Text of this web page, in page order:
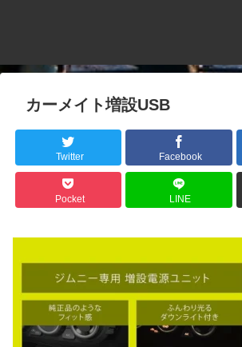
カーメイト増設USB
Twitter Facebook
Pocket LINE